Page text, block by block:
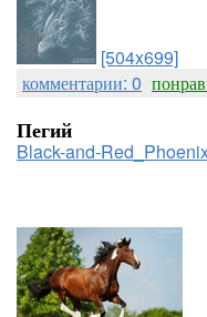
[504x699]
комментарии: 0
Пегий
Black-and-